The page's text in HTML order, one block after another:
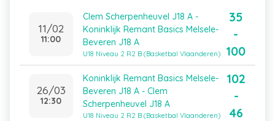
11/02
11:00
Clem Scherpenheuvel J18 A -
Koninklijk Remant Basics Melsele-
Beveren J18 A
U18 Niveau 2 R2 B (Basketbal Vlaanderen)
35
-
100
26/03
12:30
Koninklijk Remant Basics Melsele-
Beveren J18 A - Clem
Scherpenheuvel J18 A
U18 Niveau 2 R2 B (Basketbal Vlaanderen)
102
-
46